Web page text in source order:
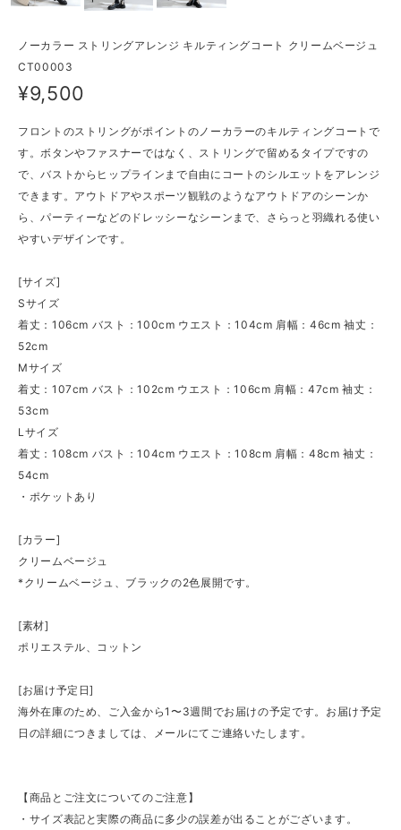
ノーカラー ストリングアレンジ キルティングコート クリームベージュ
CT00003
¥9,500
フロントのストリングがポイントのノーカラーのキルティングコートで
す。ボタンやファスナーではなく、ストリングで留めるタイプですの
で、バストからヒップラインまで自由にコートのシルエットをアレンジ
できます。アウトドアやスポーツ観戦のようなアウトドアのシーンか
ら、パーティーなどのドレッシーなシーンまで、さらっと羽織れる使い
やすいデザインです。
[サイズ]
Sサイズ
着丈：106cm バスト：100cm ウエスト：104cm 肩幅：46cm 袖丈：
52cm
Mサイズ
着丈：107cm バスト：102cm ウエスト：106cm 肩幅：47cm 袖丈：
53cm
Lサイズ
着丈：108cm バスト：104cm ウエスト：108cm 肩幅：48cm 袖丈：
54cm
・ポケットあり
[カラー]
クリームベージュ
*クリームベージュ、ブラックの2色展開です。
[素材]
ポリエステル、コットン
[お届け予定日]
海外在庫のため、ご入金から1〜3週間でお届けの予定です。お届け予定
日の詳細につきましては、メールにてご連絡いたします。
【商品とご注文についてのご注意】
・サイズ表記と実際の商品に多少の誤差が出ることがございます。